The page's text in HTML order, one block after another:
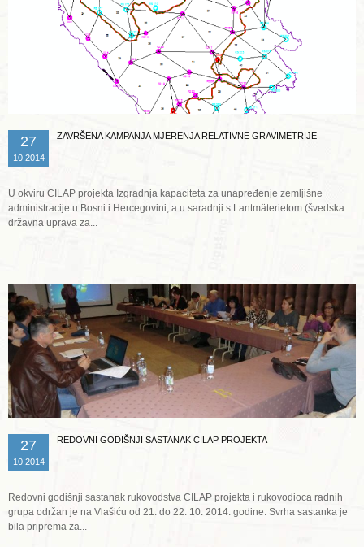
27
10.2014
ZAVRŠENA KAMPANJA MJERENJA RELATIVNE GRAVIMETRIJE
U okviru CILAP projekta Izgradnja kapaciteta za unapređenje zemljišne
administracije u Bosni i Hercegovini, a u saradnji s Lantmäterietom (švedska
državna uprava za...
27
10.2014
REDOVNI GODIŠNJI SASTANAK CILAP PROJEKTA
Redovni godišnji sastanak rukovodstva CILAP projekta i rukovodioca radnih
grupa održan je na Vlašiću od 21. do 22. 10. 2014. godine. Svrha sastanka je
bila priprema za...